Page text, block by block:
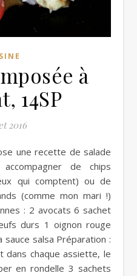
à
14SP
2016
de chips
qui comptent) ou de
(comme mon mari !)
: 2 avocats 6 sachet
durs 1 oignon rouge
salsa Préparation :
dans chaque assiette, le
en rondelle 3 sachets